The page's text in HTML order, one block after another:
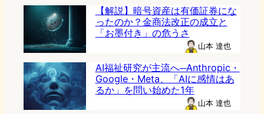
【解説】暗号資産は有価証券にな
ったのか？金商法改正の成立と
「お墨付き」の危うさ
山本 達也
AI福祉研究が主流へ─Anthropic・
Google・Meta、「AIに感情はあ
るか」を問い始めた1年
山本 達也